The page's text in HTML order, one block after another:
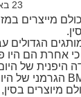
23 באפריל 2026 at 23:59
מייצרים
הגדולים
כי אחרת הם היו
היפנית של
מיוצרים